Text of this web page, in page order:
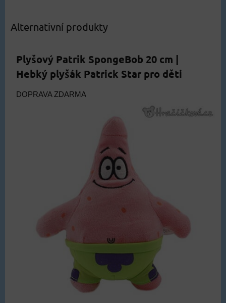
Alternativní produkty
Plyšový Patrik SpongeBob 20 cm |
Hebký plyšák Patrick Star pro děti
DOPRAVA ZDARMA